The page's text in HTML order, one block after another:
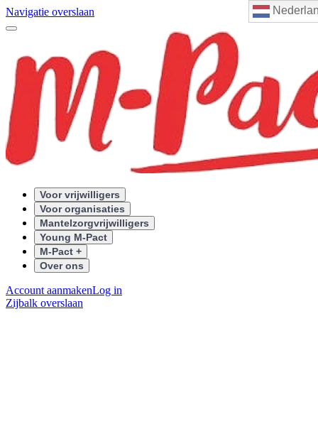
Navigatie overslaan
Voor vrijwilligers
Voor organisaties
Mantelzorgvrijwilligers
Young M-Pact
M-Pact +
Over ons
Account aanmakenLog in
Zijbalk overslaan